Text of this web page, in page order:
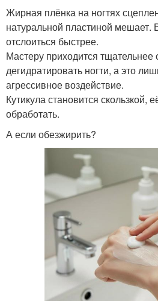
Жирная плёнка на ногтях
натуральной пластиной мешает.
отслоиться быстрее.
Мастеру приходится тщательнее
дегидратировать ногти, а это
агрессивное воздействие.
Кутикула становится скользкой,
обработать.
А если обезжирить?